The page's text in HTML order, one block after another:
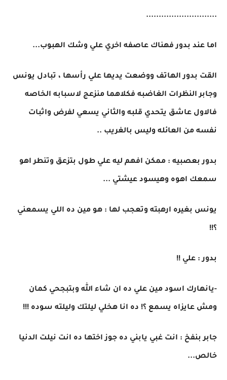
............................
اما عند بدور فهناك عاصفه اخري علي وشك الهبوب...
القت بدور الهاتف ووضعت يديها علي رأسها ، تبادل يونس
وجابر النظرات الغاضبه فكلاهما منزعج لاسبابه الخاصه
فالاول عاشق يتحدي قلبه والثاني يسعي لفرض واثبات
نفسه من العائله وليس بالغريب ..
بدور بعصبيه : ممكن افهم ليه علي طول بتزعق وتنطر اهو
سمعك اهوه وهيسود عيشتي ...
يونس بغيره ارهبته وتعجب لها : هو مين ده اللي يسمعني
؟!!
بدور : علي !!
-يانهارك اسود مين علي ده ان شاء الله وبتبجحي كمان
ومش عايزاه يسمع ؟! ده انا هخلي ليلتك وليلته سوده !!!
جابر بنفخ : انت غبي يابني ده جوز اختها ده انت نيلت الدنيا
خالص...